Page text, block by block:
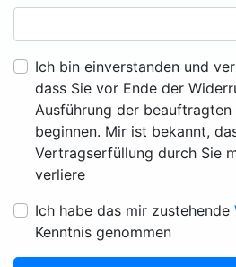
Ich bin einverstanden und
dass Sie vor Ende der
Ausführung der beauftragten
beginnen. Mir ist bekannt,
Vertragserfüllung durch Sie
verliere
Ich habe das mir zustehende
Kenntnis genommen